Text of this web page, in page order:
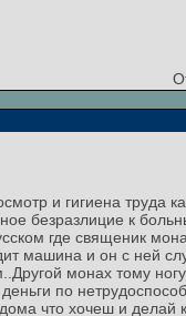
и гигиена труда
безразлицие к
где священик
машина и он с ней
монах тому
по
что хочеш и делай